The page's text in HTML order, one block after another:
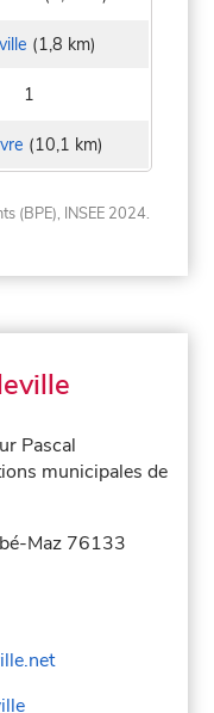
(1,8 km)
1
(10,1 km)
(BPE), INSEE 2024.
Pascal
municipales de
Maz 76133